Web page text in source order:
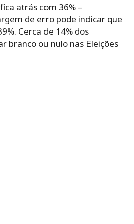
atrás com 36% –
de erro pode indicar que
Cerca de 14% dos
branco ou nulo nas Eleições